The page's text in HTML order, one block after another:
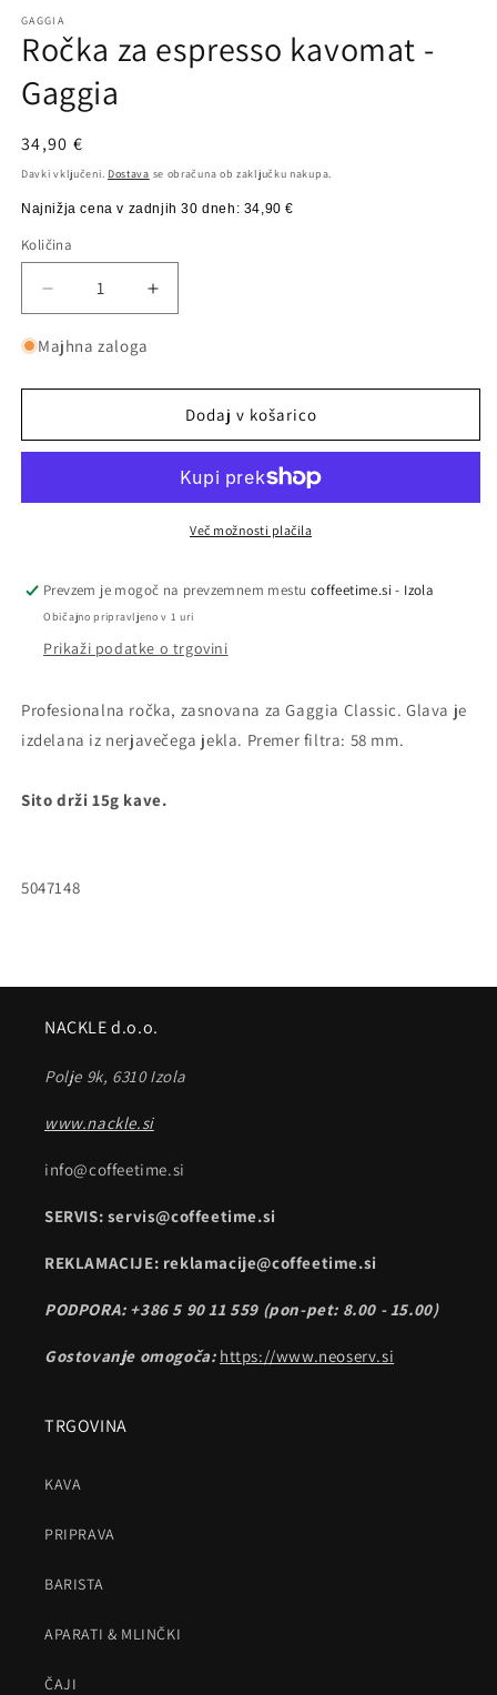
1
odprite
v
načinu
GAGGIA
Ročka za espresso kavomat -
Gaggia
Redna
cena
34,90 €
Davki vključeni. Dostava se obračuna ob zaključku nakupa.
Najnižja cena v zadnjih 30 dneh: 34,90 €
Količina
Količina
Pomanjšaš
količino
za
Ročka
espresso
Gaggia
Povečaj
količino
Ročka
espresso
Gaggia
Majhna zaloga
Dodaj v košarico
Več možnosti plačila
Prevzem je mogoč na prevzemnem mestu coffeetime.si - Izola
Običajno pripravljeno v 1 uri
Prikaži podatke o trgovini
Profesionalna ročka, zasnovana za Gaggia Classic. Glava je
izdelana iz nerjavečega jekla. Premer filtra: 58 mm.
Sito drži 15g kave.
Inventarna
5047148
NACKLE d.o.o.
Polje 9k, 6310 Izola
www.nackle.si
info@coffeetime.si
SERVIS: servis@coffeetime.si
REKLAMACIJE: reklamacije@coffeetime.si
PODPORA: +386 5 90 11 559 (pon-pet: 8.00 - 15.00)
Gostovanje omogoča: https://www.neoserv.si
TRGOVINA
KAVA
PRIPRAVA
BARISTA
APARATI & MLINČKI
ČAJI